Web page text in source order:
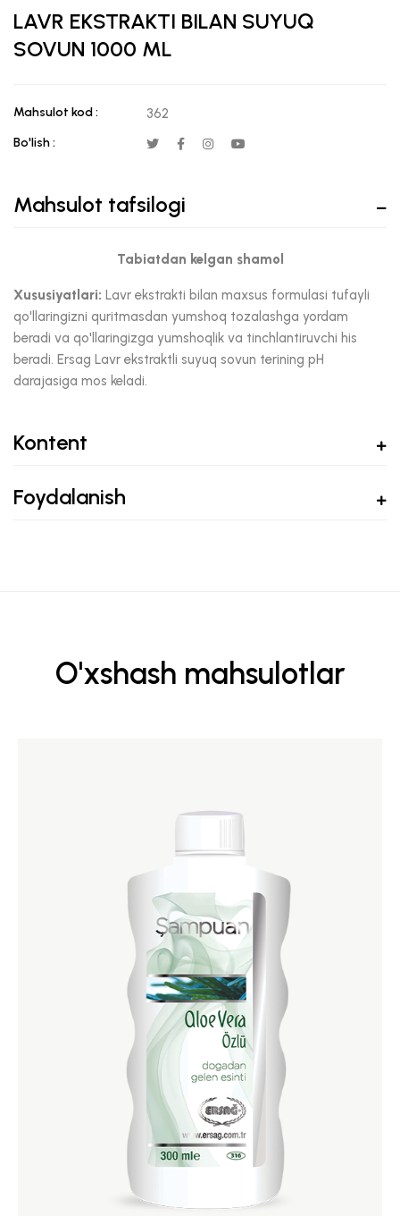
LAVR EKSTRAKTI BILAN SUYUQ
SOVUN 1000 ML
Mahsulot kod : 362
Bo'lish :
Mahsulot tafsilogi
Tabiatdan kelgan shamol
Xususiyatlari: Lavr ekstrakti bilan maxsus formulasi tufayli
qo'llaringizni quritmasdan yumshoq tozalashga yordam
beradi va qo'llaringizga yumshoqlik va tinchlantiruvchi his
beradi. Ersag Lavr ekstraktli suyuq sovun terining pH
darajasiga mos keladi.
Kontent
Foydalanish
O'xshash mahsulotlar